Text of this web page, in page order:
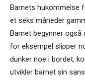
Barnets hukommelse
et seks måneder
Barnet begynner
for eksempel slipper
dunker noe i bordet,
utvikler barnet sin